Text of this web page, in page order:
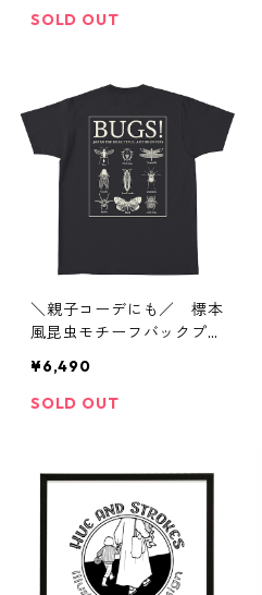
SOLD OUT
＼親子コーデにも／ 標本
風昆虫モチーフバックプリ
ク】
¥6,490
SOLD OUT